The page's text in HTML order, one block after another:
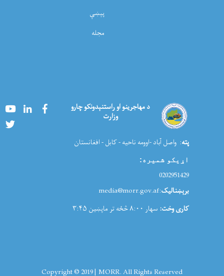
پېښې
مجله
د مهاجرینو او راستنېدونکو چارو
وزارت
YoutubeLinkedInFacebook
پته: واصل آباد -اوومه ناحیه - کابل - افغانستان
اړیکو شمیره:
0202951429
برېښنالیک:media@morr.gov.af
کاری وخت: سهار ۸:۰۰ څځه تر ماپښین ۳:۴۵
Copyright © 2019 | MORR. All Rights Reserved